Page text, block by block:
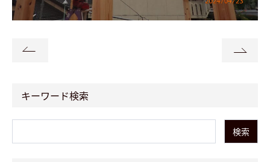
キーワード検索
検索